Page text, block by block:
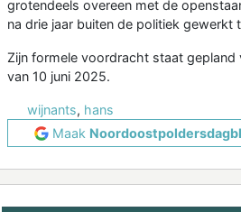
grotendeels overeen met de
na drie jaar buiten de politiek gewerkt
Zijn formele voordracht staat
van 10 juni 2025.
wijnants, hans
Maak